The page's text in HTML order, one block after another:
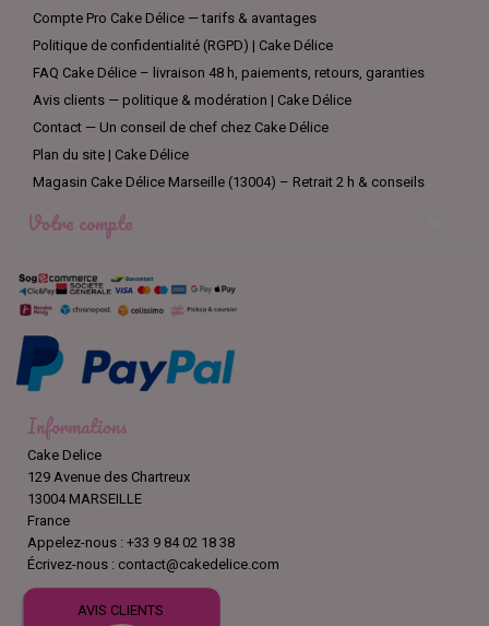
Compte Pro Cake Délice — tarifs & avantages
Politique de confidentialité (RGPD) | Cake Délice
FAQ Cake Délice – livraison 48 h, paiements, retours, garanties
Avis clients — politique & modération | Cake Délice
Contact — Un conseil de chef chez Cake Délice
Plan du site | Cake Délice
Magasin Cake Délice Marseille (13004) – Retrait 2 h & conseils
Votre compte
Informations
Cake Delice
129 Avenue des Chartreux
13004 MARSEILLE
France
Appelez-nous : +33 9 84 02 18 38
Écrivez-nous : contact@cakedelice.com
AVIS CLIENTS